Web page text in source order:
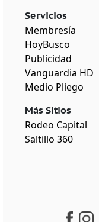
Servicios
Membresía
HoyBusco
Publicidad
Vanguardia HD
Medio Pliego
Más Sitios
Rodeo Capital
Saltillo 360